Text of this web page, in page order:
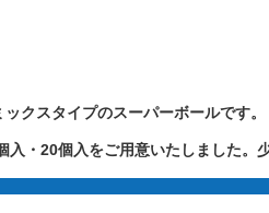
スタイプのスーパーボールです。
・20個入をご用意いたしました。少